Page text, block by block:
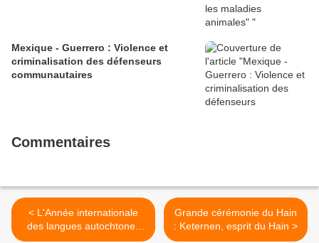
Mexique - Guerrero : Violence et
criminalisation des défenseurs
communautaires
Commentaires
< L'Année internationale
des langues autochtones
pourrait favoriser la survie
Grande cérémonie du Hain
: Keternen, esprit du Hain >